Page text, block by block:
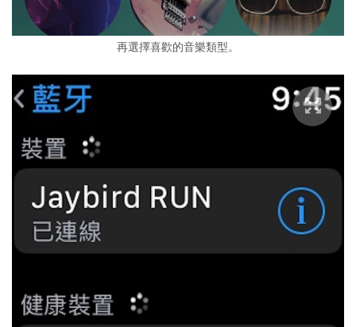
再選擇喜歡的音樂類型。